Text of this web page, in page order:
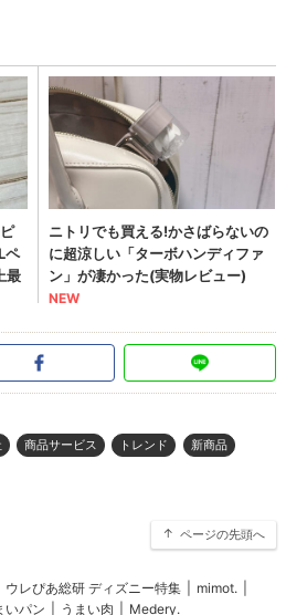
商品サービス トレンド 新商品
ページの先頭へ
ウレぴあ総研 ディズニー特集 mimot.
いパン うまい肉 Medery.